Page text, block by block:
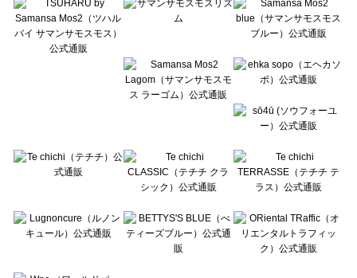
Lugnoncure（ルノンキュール）の一覧
BETTY'S BLUE（べティーズブルー）の一覧
Wpc.（ワールドパーティー）の一覧